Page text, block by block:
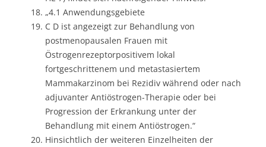
„4.1 Anwendungsgebiete
C D ist angezeigt zur Behandlung von
postmenopausalen Frauen mit
Östrogenrezeptorpositivem lokal
fortgeschrittenem und metastasiertem
Mammakarzinom bei Rezidiv während oder nach
adjuvanter Antiöstrogen-Therapie oder bei
Progression der Erkrankung unter der
Behandlung mit einem Antiöstrogen.“
Hinsichtlich der weiteren Einzelheiten der